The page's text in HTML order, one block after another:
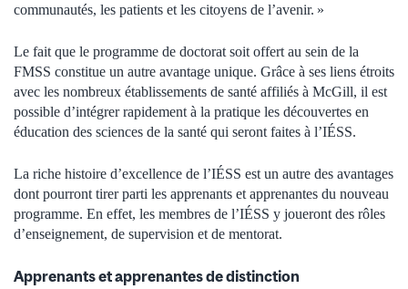
communautés, les patients et les citoyens de l’avenir. »
Le fait que le programme de doctorat soit offert au sein de la
FMSS constitue un autre avantage unique. Grâce à ses liens étroits
avec les nombreux établissements de santé affiliés à McGill, il est
possible d’intégrer rapidement à la pratique les découvertes en
éducation des sciences de la santé qui seront faites à l’IÉSS.
La riche histoire d’excellence de l’IÉSS est un autre des avantages
dont pourront tirer parti les apprenants et apprenantes du nouveau
programme. En effet, les membres de l’IÉSS y joueront des rôles
d’enseignement, de supervision et de mentorat.
Apprenants et apprenantes de distinction